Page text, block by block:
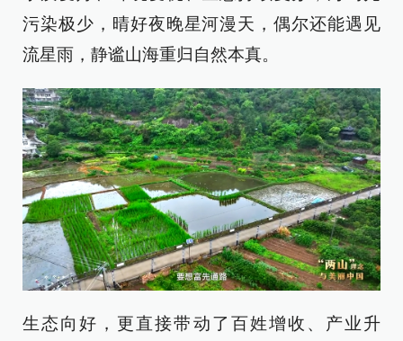
污染极少，晴好夜晚星河漫天，偶尔还能遇见
流星雨，静谧山海重归自然本真。
生态向好，更直接带动了百姓增收、产业升